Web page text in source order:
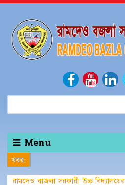
Menu
খবর:
রামদেও বাজলা সরকারী উচ্চ বিদ্যালয়ের